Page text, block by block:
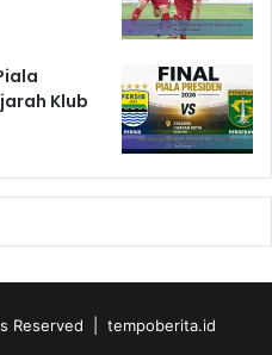
Klub
Reserved | tempoberita.id